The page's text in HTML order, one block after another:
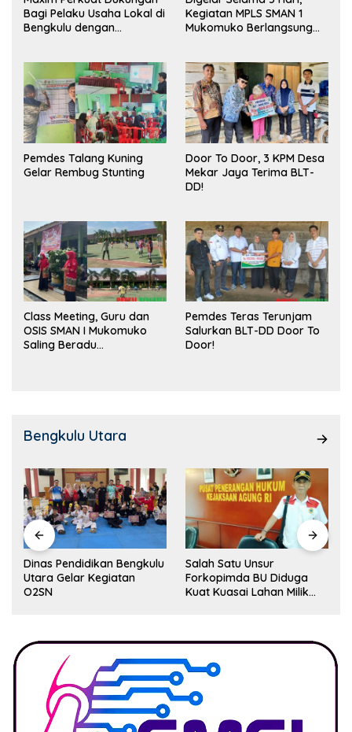
Bagi Pelaku Usaha Lokal di
Bengkulu dengan
Pasar
Kegiatan MPLS SMAN 1
Mukomuko Berlangsung
Pemdes Talang Kuning
Gelar Rembug Stunting
Door To Door, 3 KPM Desa
Mekar Jaya Terima BLT-
DD!
Class Meeting, Guru dan
OSIS SMAN I Mukomuko
Saling Beradu
Pemdes Teras Terunjam
Salurkan BLT-DD Door To
Door!
Bengkulu Utara
Dinas Pendidikan Bengkulu
Utara Gelar Kegiatan
O2SN
Salah Satu Unsur
Forkopimda BU Diduga
Kuat Kuasai Lahan Milik